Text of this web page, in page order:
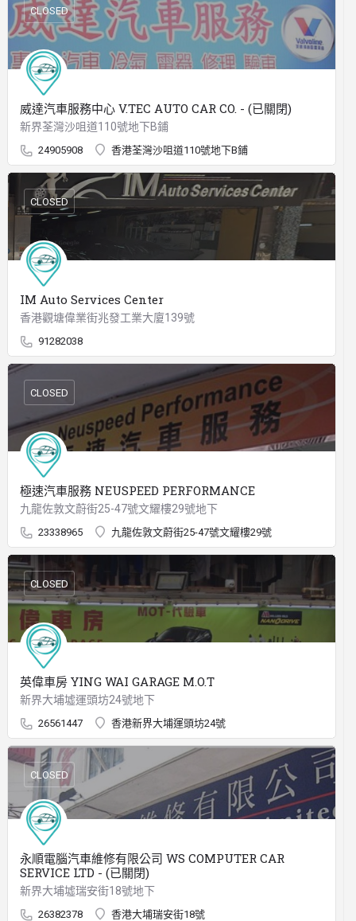
威達汽車服務中心 V.TEC AUTO CAR CO. - (已關閉)
新界荃灣沙咀道110號地下B鋪
24905908 香港荃灣沙咀道110號地下B鋪
CLOSED
IM Auto Services Center
香港觀塘偉業街兆發工業大廈139號
91282038
CLOSED
極速汽車服務 NEUSPEED PERFORMANCE
九龍佐敦文蔚街25-47號文耀樓29號地下
23338965 九龍佐敦文蔚街25-47號文耀樓29號
CLOSED
英偉車房 YING WAI GARAGE M.O.T
新界大埔墟運頭坊24號地下
26561447 香港新界大埔運頭坊24號
CLOSED
永順電腦汽車維修有限公司 WS COMPUTER CAR
SERVICE LTD - (已關閉)
新界大埔墟瑞安街18號地下
26382378 香港大埔瑞安街18號
CLOSED